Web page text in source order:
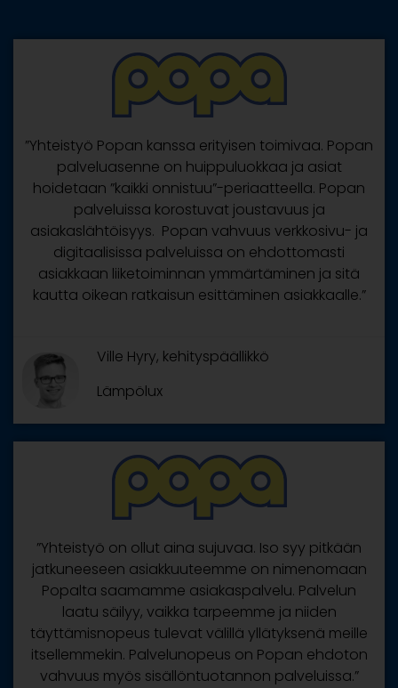
”Yhteistyö Popan kanssa erityisen toimivaa. Popan
palveluasenne on huippuluokkaa ja asiat
hoidetaan ”kaikki onnistuu”-periaatteella. Popan
palveluissa korostuvat joustavuus ja
asiakaslähtöisyys. Popan vahvuus verkkosivu- ja
digitaalisissa palveluissa on ehdottomasti
asiakkaan liiketoiminnan ymmärtäminen ja sitä
kautta oikean ratkaisun esittäminen asiakkaalle.”
Ville Hyry, kehityspäällikkö
Lämpölux
”Yhteistyö on ollut aina sujuvaa. Iso syy pitkään
jatkuneeseen asiakkuuteemme on nimenomaan
Popalta saamamme asiakaspalvelu. Palvelun
laatu säilyy, vaikka tarpeemme ja niiden
täyttämisnopeus tulevat välillä yllätyksenä meille
itsellemmekin. Palvelunopeus on Popan ehdoton
vahvuus myös sisällöntuotannon palveluissa.”